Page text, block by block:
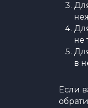
не
в
Если